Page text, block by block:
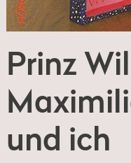
Prinz
und ich